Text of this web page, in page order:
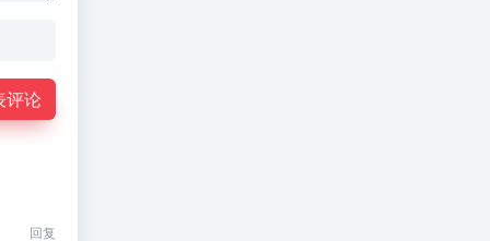
评论
回复